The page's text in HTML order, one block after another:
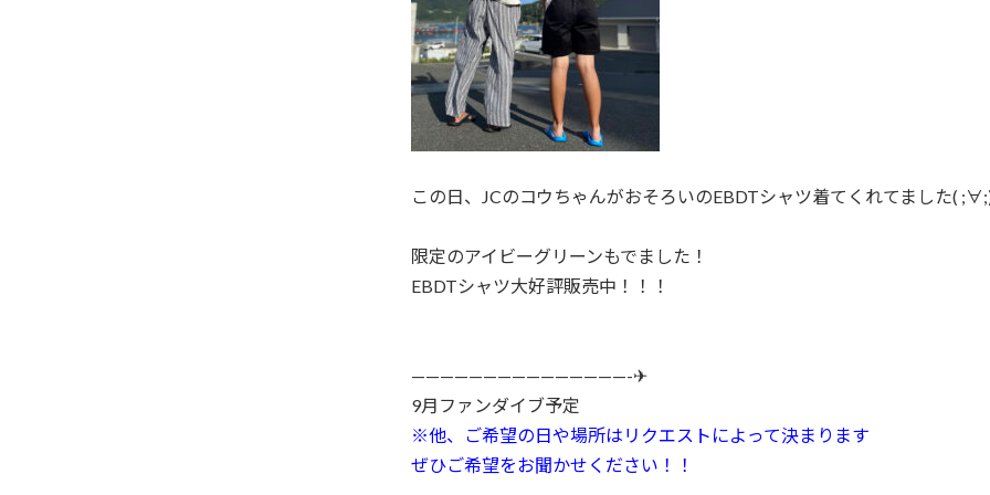
この日、JCのコウちゃんがおそろいのEBDTシャツ着てくれてました(
限定のアイビーグリーンもでました！
EBDTシャツ大好評販売中！！！
———————————————-✈
9月ファンダイブ予定
※他、ご希望の日や場所はリクエストによって決まります
ぜひご希望をお聞かせください！！